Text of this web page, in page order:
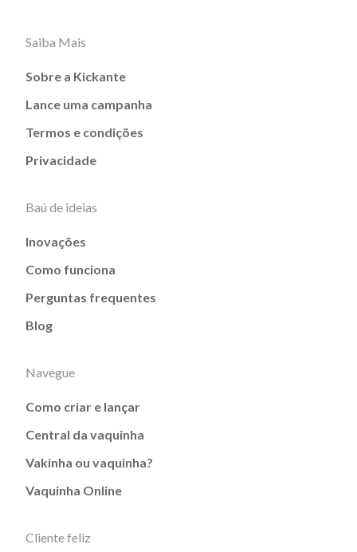
Saiba Mais
Sobre a Kickante
Lance uma campanha
Termos e condições
Privacidade
Baú de ideias
Inovações
Como funciona
Perguntas frequentes
Blog
Navegue
Como criar e lançar
Central da vaquinha
Vakinha ou vaquinha?
Vaquinha Online
Cliente feliz